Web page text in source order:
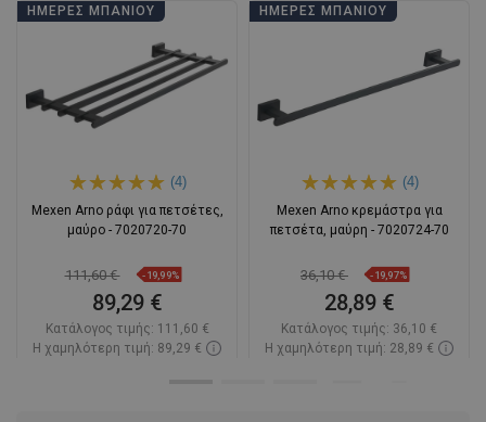
ΗΜΈΡΕΣ ΜΠΆΝΙΟΥ
(4)
Mexen Arno ράφι για πετσέτες,
μαύρο - 7020720-70
111,60 € -19,99%
89,29 €
Κατάλογος τιμής: 111,60 €
Η χαμηλότερη τιμή: 89,29 €
ΗΜΈΡΕΣ ΜΠΆΝΙΟΥ
(4)
Mexen Arno κρεμάστρα για
πετσέτα, μαύρη - 7020724-70
36,10 € -19,97%
28,89 €
Κατάλογος τιμής: 36,10 €
Η χαμηλότερη τιμή: 28,89 €